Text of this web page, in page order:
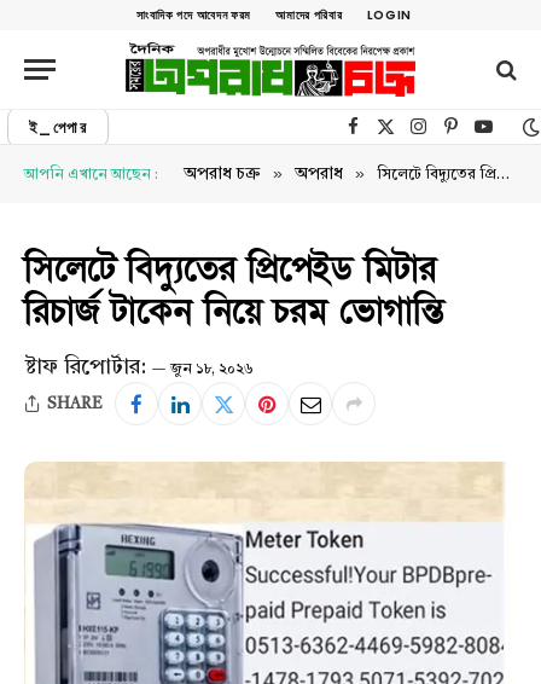
সাংবাদিক পদে আবেদন ফরম আমাদের পরিবার LOGIN
ই_পেপার Facebook
X (Twitter)Instagram
Pinterest
আপনি এখানে আছেন : অপরাধ চক্র » অপরাধ » সিলেটে বিদ্যুতের প্রিপেইড মিটার রিচার্জ টাকেন নিয়ে চরম ভোগান্তি
সিলেটে বিদ্যুতের প্রিপেইড মিটার
রিচার্জ টাকেন নিয়ে চরম ভোগান্তি
ষ্টাফ রিপোর্টার: জুন ১৮, ২০২৬
SHARE